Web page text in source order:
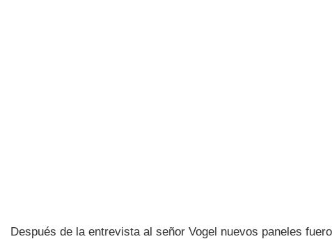
Después de la entrevista al señor Vogel nuevos paneles